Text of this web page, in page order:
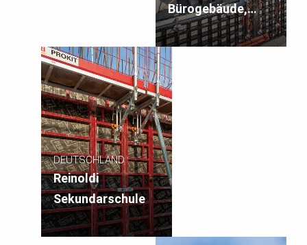
Bürogebäude,
Gewerbepark
Junkeräcker
DEUTSCHLAND
Reinoldi
Sekundarschule